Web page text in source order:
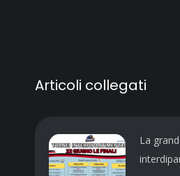
Articoli collegati
La